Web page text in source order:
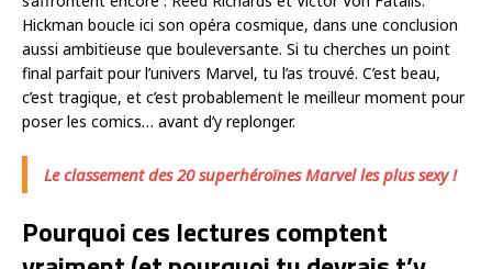
Hickman boucle ici son opéra cosmique, dans une conclusion
aussi ambitieuse que bouleversante. Si tu cherches un point
final parfait pour l’univers Marvel, tu l’as trouvé. C’est beau,
c’est tragique, et c’est probablement le meilleur moment pour
poser les comics… avant d’y replonger.
Le classement des 20 superhéroïnes Marvel les plus sexy !
Pourquoi ces lectures comptent